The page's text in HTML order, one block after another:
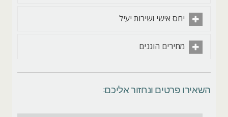
יחס אישי ושירות יעיל
מחירים הוגנים
השאירו פרטים ונחזור אליכם: